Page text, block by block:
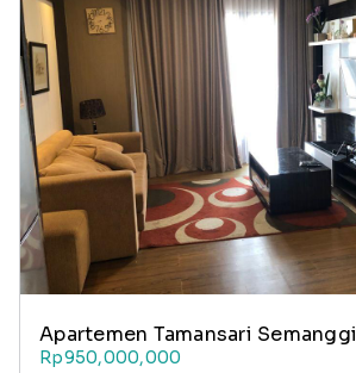
Apartemen Tamansari Semanggi
Rp950,000,000